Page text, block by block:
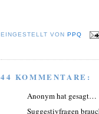
EINGESTELLT VON PPQ
44 KOMMENTARE:
Anonym hat gesagt…
Suggestivfragen